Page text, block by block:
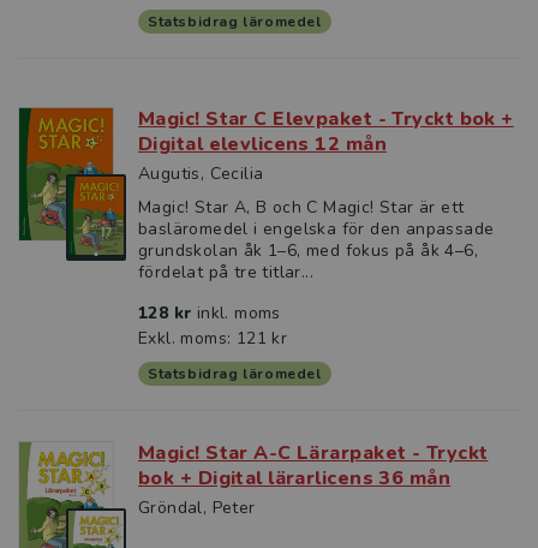
Statsbidrag läromedel
Magic! Star C Elevpaket - Tryckt bok +
Digital elevlicens 12 mån
Augutis, Cecilia
Magic! Star A, B och C Magic! Star är ett
basläromedel i engelska för den anpassade
grundskolan åk 1–6, med fokus på åk 4–6,
fördelat på tre titlar...
128 kr inkl. moms
Exkl. moms: 121 kr
Statsbidrag läromedel
Magic! Star A-C Lärarpaket - Tryckt
bok + Digital lärarlicens 36 mån
Gröndal, Peter